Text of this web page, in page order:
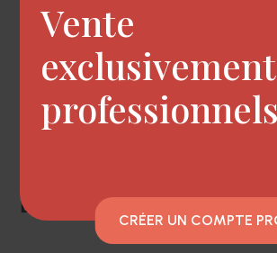
Puissance :2200 Watts
Poids complet : 810 Grammes
Longueur (sans bec):
Vente
professionnels
CRÉER UN COMPTE